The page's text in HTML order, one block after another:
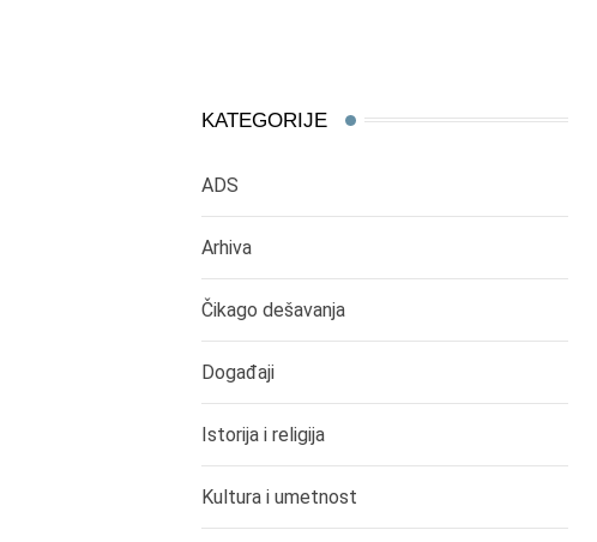
KATEGORIJE
ADS
Arhiva
Čikago dešavanja
Događaji
Istorija i religija
Kultura i umetnost